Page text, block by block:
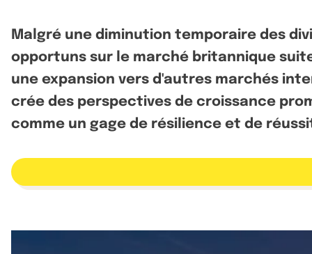
Malgré une diminution temporaire des
opportuns sur le marché britannique
une expansion vers d'autres marchés
crée des perspectives de croissance
comme un gage de résilience et de